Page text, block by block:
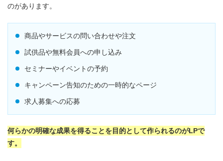
のがあります。
商品やサービスの問い合わせや注文
試供品や無料会員への申し込み
セミナーやイベントの予約
キャンペーン告知のための一時的なページ
求人募集への応募
何らかの明確な成果を得ることを目的として作られるのがLPで
す。